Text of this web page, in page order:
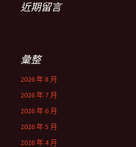
近期留言
彙整
2026 年 8 月
2026 年 7 月
2026 年 6 月
2026 年 5 月
2026 年 4 月